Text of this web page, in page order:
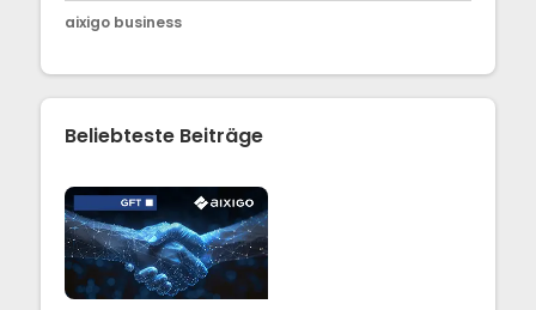
aixigo business
Beliebteste Beiträge